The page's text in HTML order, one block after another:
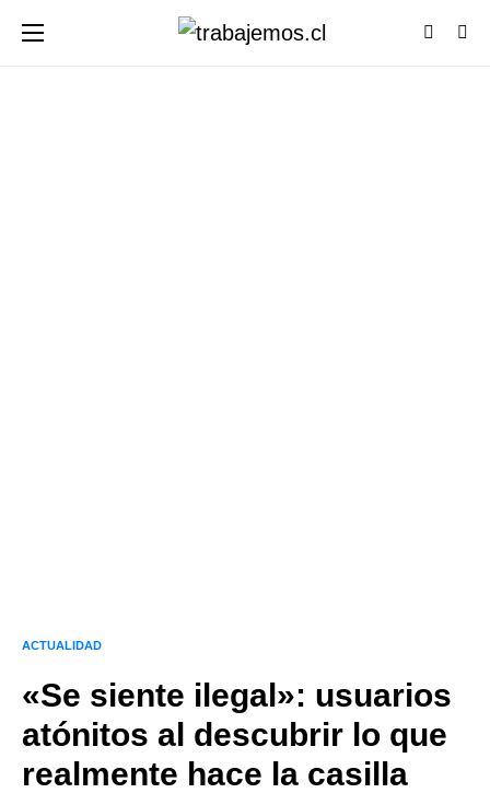
ACTUALIDAD
«Se siente ilegal»: usuarios
atónitos al descubrir lo que
realmente hace la casilla